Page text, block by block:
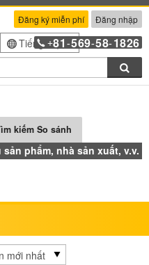
Đăng ký miễn phí Đăng nhập
Tiếng Việt
+81 -569-58-1826
kiếm So sánh
phẩm, nhà sản xuất, v.v.